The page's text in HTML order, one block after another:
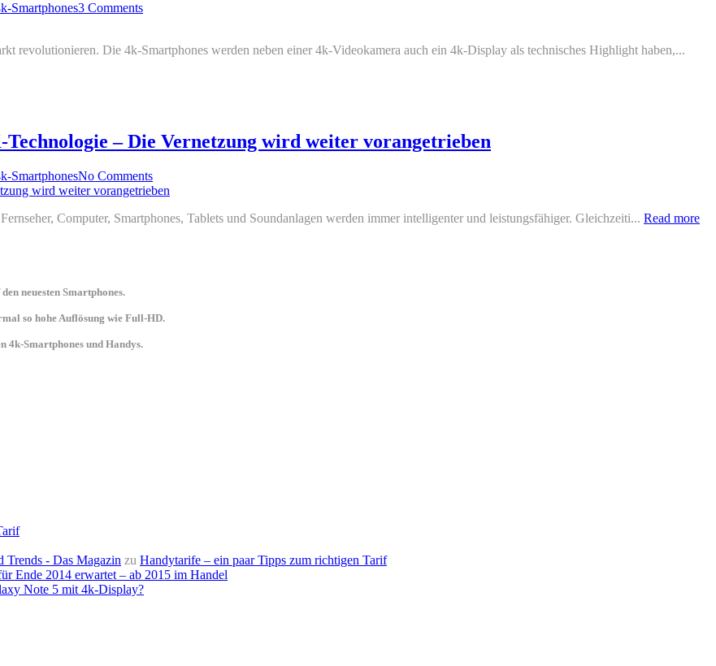
Smartphones3 Comments
revolutionieren. Die 4k-Smartphones werden neben einer 4k-Videokamera auch ein 4k-Display als technisches Highlight haben,...
– Die Vernetzung wird weiter vorangetrieben
SmartphonesNo Comments
Computer, Smartphones, Tablets und Soundanlagen werden immer intelligenter und leistungsfähiger. Gleichzeiti... Read more
neuesten Smartphones.
so hohe Auflösung wie Full-HD.
4k-Smartphones und Handys.
Trends - Das Magazin zu Handytarife – ein paar Tipps zum richtigen Tarif
Ende 2014 erwartet – ab 2015 im Handel
Note 5 mit 4k-Display?